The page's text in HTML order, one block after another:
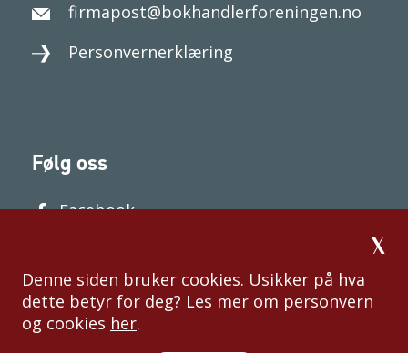
Denne siden bruker cookies. Usikker på hva
dette betyr for deg? Les mer om personvern
og cookies her.
firmapost@bokhandlerforeningen.no
Personvernerklæring
Følg oss
Facebook